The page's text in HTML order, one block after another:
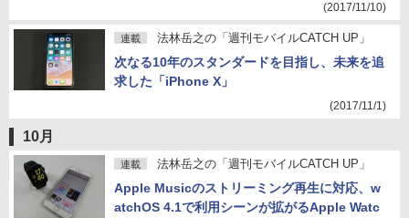
(2017/11/10)
連載 法林岳之の「週刊モバイルCATCH UP」
次なる10年のスタンダードを目指し、未来を追
求した「iPhone X」
(2017/11/1)
10月
連載 法林岳之の「週刊モバイルCATCH UP」
Apple Musicのストリーミング再生に対応、w
atchOS 4.1で利用シーンが拡がるApple Watc